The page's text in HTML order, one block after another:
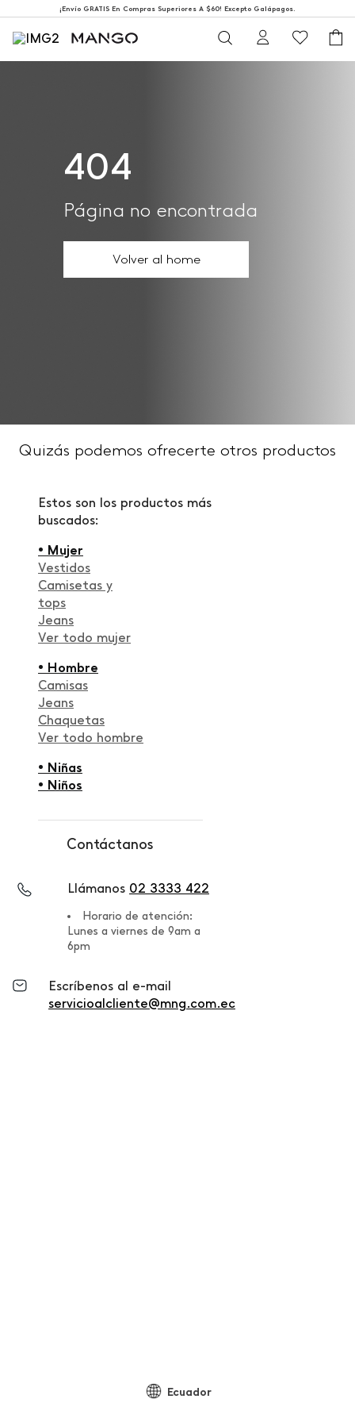
¡Envío GRATIS En Compras Superiores A $60! Excepto Galápagos.
404
Página no encontrada
Volver al home
Quizás podemos ofrecerte otros productos
Estos son los productos más
buscados:
• Mujer
Vestidos
Camisetas y
tops
Jeans
Ver todo mujer
• Hombre
Camisas
Jeans
Chaquetas
Ver todo hombre
• Niñas
• Niños
Contáctanos
Llámanos 02 3333 422
Horario de atención:
Lunes a viernes de 9am a
6pm
Escríbenos al e-mail
servicioalcliente@mng.com.ec
Ecuador